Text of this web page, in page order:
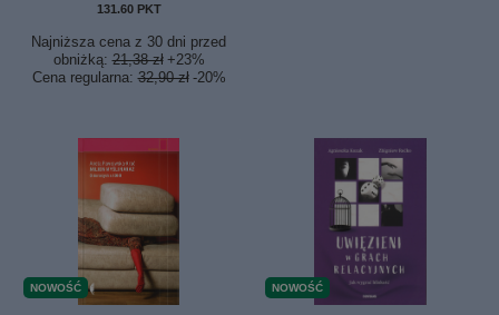
131.60PKTpunktów
Najniższa cena z 30 dni przed
obniżką:21,38 zł +23%
Cena regularna:32,90 zł -20%
NOWOŚĆ NOWOŚĆ